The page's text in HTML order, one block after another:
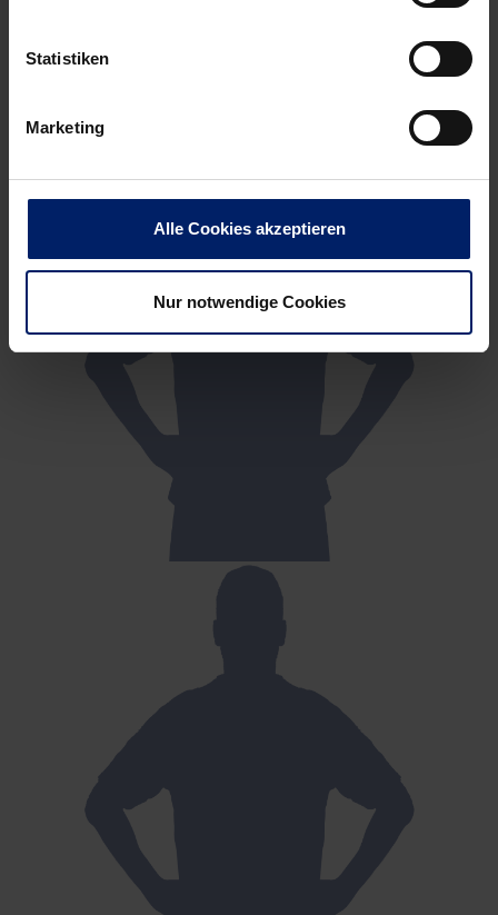
Statistiken
Marketing
Alle Cookies akzeptieren
Nur notwendige Cookies